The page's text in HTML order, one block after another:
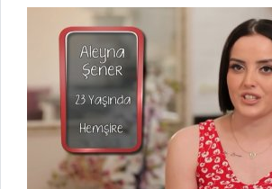
Alanya Gülüklü
(Hülüklü) çorbası
nasıl yapılır?
Şeflerden pratik
peşmelba (peche
melba) tarifi...
Masterchef Tüm